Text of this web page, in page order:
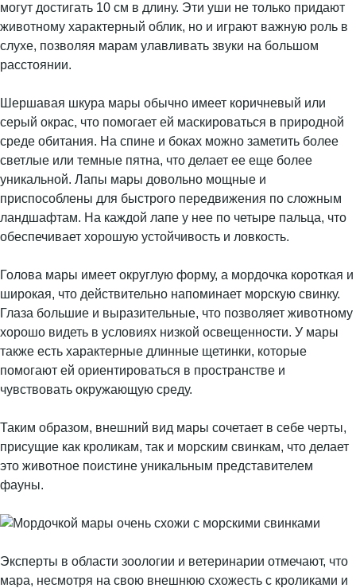
могут достигать 10 см в длину. Эти уши не только придают
животному характерный облик, но и играют важную роль в
слухе, позволяя марам улавливать звуки на большом
расстоянии.
Шершавая шкура мары обычно имеет коричневый или
серый окрас, что помогает ей маскироваться в природной
среде обитания. На спине и боках можно заметить более
светлые или темные пятна, что делает ее еще более
уникальной. Лапы мары довольно мощные и
приспособлены для быстрого передвижения по сложным
ландшафтам. На каждой лапе у нее по четыре пальца, что
обеспечивает хорошую устойчивость и ловкость.
Голова мары имеет округлую форму, а мордочка короткая и
широкая, что действительно напоминает морскую свинку.
Глаза большие и выразительные, что позволяет животному
хорошо видеть в условиях низкой освещенности. У мары
также есть характерные длинные щетинки, которые
помогают ей ориентироваться в пространстве и
чувствовать окружающую среду.
Таким образом, внешний вид мары сочетает в себе черты,
присущие как кроликам, так и морским свинкам, что делает
это животное поистине уникальным представителем
фауны.
Эксперты в области зоологии и ветеринарии отмечают, что
мара, несмотря на свою внешнюю схожесть с кроликами и